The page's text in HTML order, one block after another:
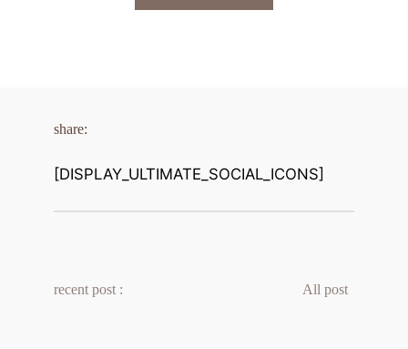
share:
[DISPLAY_ULTIMATE_SOCIAL_ICONS]
recent post : All post